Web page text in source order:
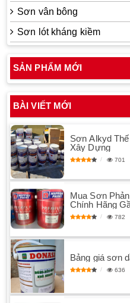
Sơn vân bông
Sơn lót kháng kiềm
SẢN PHẨM MỚI
BÀI VIẾT MỚI
Sơn Alkyd
Xây Dựng
701
Mua Sơn
Chính Hãng
782
Bảng giá sơn
636